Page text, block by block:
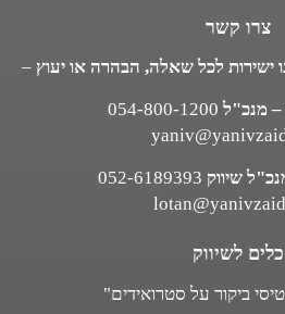
צרו קשר
ישירות לכל שאלה, הבהרה או יעוץ –
– מנכ"ל 054-800-1200
שיווק 052-6189393
כלים לשיווק
ביקור על סטרואידים"